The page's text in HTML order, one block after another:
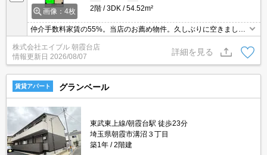
画像：4枚
2階
3DK 54.52m²
仲介手数料家賃の55%。当店のお薦め物件。久しぶりに空きまし
た。敷地内防犯カメラ設置。鉄筋コンクリート造。エレベーターあ
り。楽器応相談。経済的な都市ガス使用。駐車場は敷地内。独立洗
面台。エアコン付き。
株式会社エイブル 朝霞台店
情報更新日 2026/08/07
詳細を見る
賃貸アパート グランベール
東武東上線/朝霞台駅 徒歩23分
埼玉県朝霞市溝沼３丁目
築1年
2階建